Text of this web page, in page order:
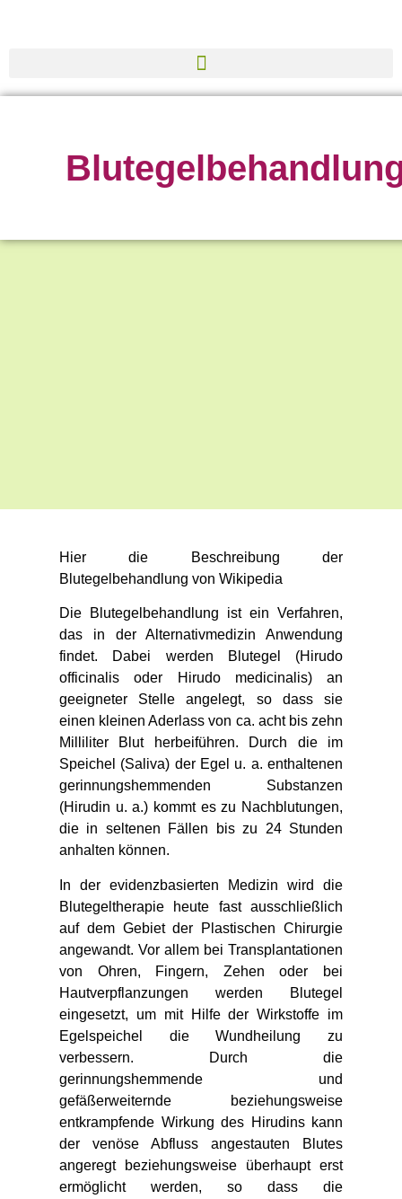
Hier die Beschreibung der
Blutegelbehandlung von Wikipedia
Die Blutegelbehandlung ist ein Verfahren,
das in der Alternativmedizin Anwendung
findet. Dabei werden Blutegel (Hirudo
officinalis oder Hirudo medicinalis) an
geeigneter Stelle angelegt, so dass sie
einen kleinen Aderlass von ca. acht bis zehn
Milliliter Blut herbeiführen. Durch die im
Speichel (Saliva) der Egel u. a. enthaltenen
gerinnungshemmenden Substanzen
(Hirudin u. a.) kommt es zu Nachblutungen,
die in seltenen Fällen bis zu 24 Stunden
anhalten können.
In der evidenzbasierten Medizin wird die
Blutegeltherapie heute fast ausschließlich
auf dem Gebiet der Plastischen Chirurgie
angewandt. Vor allem bei Transplantationen
von Ohren, Fingern, Zehen oder bei
Hautverpflanzungen werden Blutegel
eingesetzt, um mit Hilfe der Wirkstoffe im
Egelspeichel die Wundheilung zu
verbessern. Durch die
gerinnungshemmende und
gefäßerweiternde beziehungsweise
entkrampfende Wirkung des Hirudins kann
der venöse Abfluss angestauten Blutes
angeregt beziehungsweise überhaupt erst
ermöglicht werden, so dass die